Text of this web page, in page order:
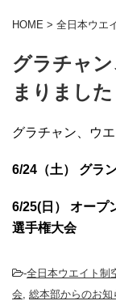
HOME > 全日本ウエ
グラチャ
まりました
グラチャン、ウ
6/24（土） グラ
6/25(日） オープ
選手権大会
-全日本ウエイト制
会 総本部からのお知